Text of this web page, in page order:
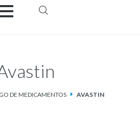
DE MEDICAMENTOS AVASTIN